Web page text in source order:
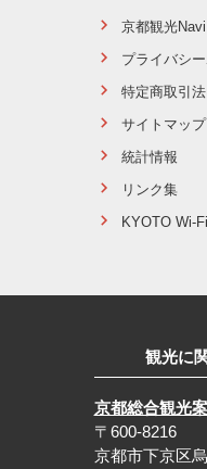
京都観光
プライバシ
特定商取引
サイトマップ
統計情報
リンク集
KYOTO Wi-Fi
観光に
京都総合観光
〒600-8216
京都市下京区